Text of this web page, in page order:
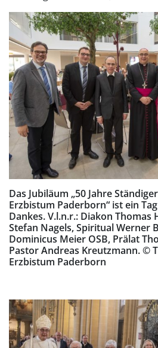
Das Jubiläum „50 Jahre
Erzbistum Paderborn“ ist ein
Dankes. V.l.n.r.: Diakon Thomas
Stefan Nagels, Spiritual Werner
Dominicus Meier OSB, Prälat
Pastor Andreas Kreutzmann. ©
Erzbistum Paderborn